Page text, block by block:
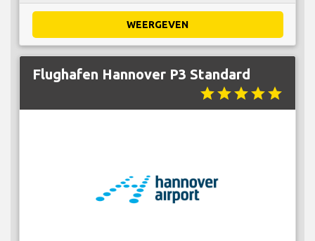
WEERGEVEN
Flughafen Hannover P3 Standard
starstarstarstarstar